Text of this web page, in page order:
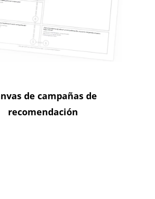
de campañas de
recomendación